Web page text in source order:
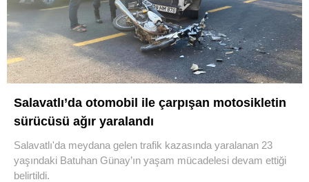
Salavatlı’da otomobil ile çarpışan motosikletin
sürücüsü ağır yaralandı
Salavatlı'da meydana gelen trafik kazasında yaralanan 23
yaşındaki Batuhan Günay’ın yaşam mücadelesi devam ettiği
belirtildi.